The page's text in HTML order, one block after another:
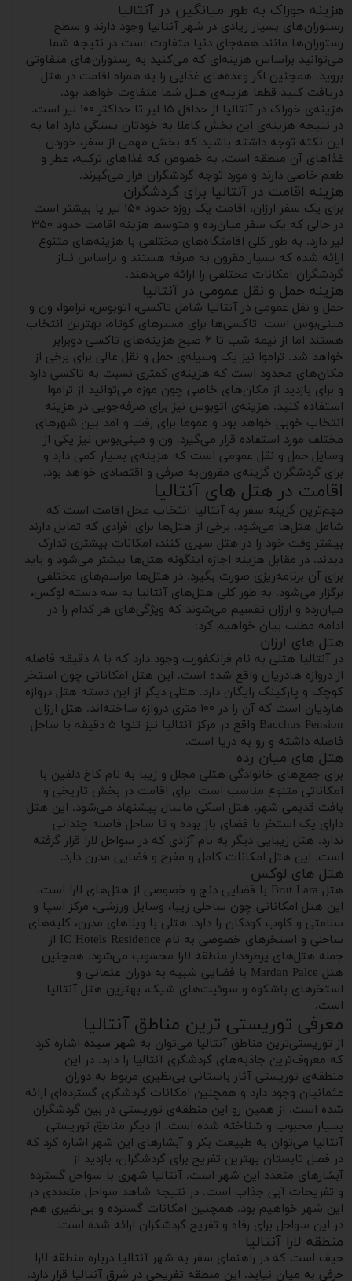
هزینه خوراک به طور میانگین در آنتالیا
رستوران‌های بسیار زیادی در شهر آنتالیا وجود دارند و سطح
رستوران‌ها مانند همه‌جای دنیا متفاوت است در نتیجه شما
می‌توانید براساس هزینه‌ای که می‌کنید به رستوران‌های متفاوتی
بروید. همچنین اگر وعده‌های غذایی را به همراه اقامت در هتل
دریافت کنید قطعا هزینه‌ی هتل شما متفاوت خواهد بود.
هزینه‌ی خوراک در آنتالیا از حداقل ۱۵ لیر تا حداکثر ۱۰۰ لیر است.
در نتیجه هزینه‌ی این بخش کاملا به خودتان بستگی دارد اما به
این نکته توجه داشته باشید که بخش مهمی از سفر، خوردن
غذاهای آن منطقه است. به خصوص که غذاهای ترکیه، عطر و
طعم خاصی دارند و مورد توجه گردشگران قرار می‌گیرند.
هزینه اقامت در آنتالیا برای گردشگران
برای یک سفر ارزان، اقامت یک روزه حدود ۱۵۰ لیر یا بیشتر است
در حالی که یک سفر میان‌رده و متوسط هزینه اقامت حدود ۳۵۰
لیر دارد. به طور کلی اقامتگاه‌های مختلفی با هزینه‌های متنوع
ارائه شده که بسیار مقرون به صرفه هستند و براساس نیاز
گردشگران امکانات مختلفی را ارائه می‌دهند.
هزینه حمل و نقل عمومی در آنتالیا
حمل و نقل عمومی در آنتالیا شامل تاکسی، اتوبوس، تراموا، ون و
مینی‌بوس است. تاکسی‌ها برای مسیرهای کوتاه، بهترین انتخاب
هستند اما از نیمه شب تا ۶ صبح هزینه‌های تاکسی دوبرابر
خواهد شد. تراموا نیز یک وسیله‌ی حمل و نقل عالی برای برخی از
مکان‌های محدود است که هزینه‌ی کمتری نسبت به تاکسی دارد
و برای بازدید از مکان‌های خاصی چون موزه می‌توانید از تراموا
استفاده کنید. هزینه‌ی اتوبوس نیز برای صرفه‌جویی در هزینه
انتخاب خوبی خواهد بود و عموما برای رفت و آمد بین شهرهای
مختلف مورد استفاده قرار می‌گیرد. ون و مینی‌بوس نیز یکی از
وسایل حمل و نقل عمومی است که هزینه‌ی بسیار کمی دارد و
برای گردشگران گزینه‌ی مقرون‌به صرفی و اقتصادی خواهد بود.
اقامت در هتل های آنتالیا
مهم‌ترین گزینه سفر به آنتالیا انتخاب محل اقامت است که
شامل هتل‌ها می‌شود. برخی از هتل‌ها برای افرادی که تمایل دارند
بیشتر وقت خود را در هتل سپری کنند، امکانات بیشتری تدارک
دیدند. در مقابل هزینه اجازه اینگونه هتل‌ها بیشتر می‌شود و باید
برای آن برنامه‌ریزی صورت بگیرد. در هتل‌ها مراسم‌های مختلفی
برگزار می‌شود. به طور کلی هتل‌های آنتالیا به سه دسته لوکس،
میان‌رده و ارزان تقسیم می‌شوند که ویژگی‌های هر کدام را در
ادامه مطلب بیان خواهیم کرد:
هتل‌ های ارزان
در آنتالیا هتلی به نام فرانکفورت وجود دارد که با ۸ دقیقه فاصله
از دروازه هادریان واقع شده است. این هتل امکاناتی چون استخر
کوچک و پارکینگ رایگان دارد. هتلی دیگر از این دسته هتل دروازه
هاردیان است که آن را در ۱۰۰ متری دروازه ساخته‌اند. هتل ارزان
Bacchus Pension واقع در مرکز آنتالیا نیز تنها ۵ دقیقه با ساحل
فاصله داشته و رو به دریا است.
هتل های میان‌ رده
برای جمع‌های خانوادگی هتلی مجلل و زیبا به نام کاخ دلفین با
امکاناتی متنوع مناسب است. برای اقامت در بخش تاریخی و
بافت قدیمی شهر، هتل اسکی ماسال پیشنهاد می‌شود. این هتل
دارای یک استخر با فضای باز بوده و تا ساحل فاصله چندانی
ندارد. هتل زیبایی دیگر به نام آزادی که در سواحل لارا قرار گرفته
است. این هتل امکانات کامل و مفرح و فضایی مدرن دارد.
هتل‌ های لوکس
هتل Brut Lara با فضایی دنج و خصوصی از هتل‌های لارا است.
این هتل امکاناتی چون ساحلی زیبا، وسایل ورزشی، مرکز اسپا و
سلامتی و کلوب کودکان را دارد. هتلی با ویلاهای مدرن، کلبه‌های
ساحلی و استخرهای خصوصی به نام IC Hotels Residence از
جمله هتل‌های پرطرفدار منطقه لارا محسوب می‌شود. همچنین
هتل Mardan Palce با فضایی شبیه به دوران عثمانی و
استخرهای باشکوه و سوئیت‌های شیک، بهترین هتل آنتالیا
است.
معرفی توریستی ترین مناطق آنتالیا
از توریستی‌ترین مناطق آنتالیا می‌توان به شهر سیده اشاره کرد
که معروف‌ترین جاذبه‌های گردشگری آنتالیا را دارد. در این
منطقه‌ی توریستی آثار باستانی بی‌نظیری مربوط به دوران
عثمانیان وجود دارد و همچنین امکانات گردشگری گسترده‌ای ارائه
شده است. از همین رو این منطقه‌ی توریستی در بین گردشگران
بسیار محبوب و شناخته شده است. از دیگر مناطق توریستی
آنتالیا می‌توان به طبیعت بکر و آبشارهای این شهر اشاره کرد که
در فصل تابستان بهترین تفریح برای گردشگران، بازدید از
آبشارهای متعدد این شهر است. آنتالیا شهری با سواحل گسترده
و تفریحات آبی جذاب است. در نتیجه شاهد سواحل متعددی در
این شهر خواهیم بود. همچنین امکانات گسترده و بی‌نظیری هم
در این سواحل برای رفاه و تفریح گردشگران ارائه شده است.
منطقه لارا آنتالیا
حیف است که در راهنمای سفر به شهر آنتالیا درباره منطقه لارا
حرفی به میان نیاید. این منطقه تفریحی در شرق آنتالیا قرار دارد.